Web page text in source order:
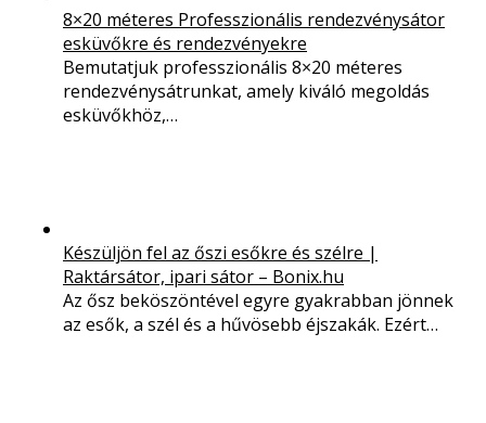
8×20 méteres Professzionális rendezvénysátor
esküvőkre és rendezvényekre
Bemutatjuk professzionális 8×20 méteres
rendezvénysátrunkat, amely kiváló megoldás
esküvőkhöz,…
Készüljön fel az őszi esőkre és szélre |
Raktársátor, ipari sátor – Bonix.hu
Az ősz beköszöntével egyre gyakrabban jönnek
az esők, a szél és a hűvösebb éjszakák. Ezért…